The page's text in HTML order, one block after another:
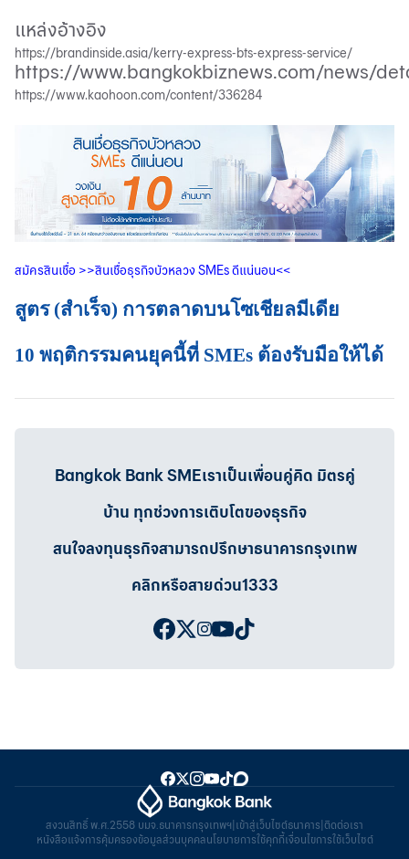
แหล่งอ้างอิง
https://brandinside.asia/kerry-express-bts-express-service/
https://www.bangkokbiznews.com/news/
https://www.kaohoon.com/content/336284
สมัครสินเชื่อ >>สินเชื่อธุรกิจบัวหลวงSMEsดีแน่นอน<<
สูตร (สำเร็จ) การตลาดบนโซเชียลมีเดีย
10 พฤติกรรมคนยุคนี้ที่ SMEs ต้องรับมือให้ได้
Bangkok Bank SMEเราเป็นเพื่อนคู่คิด มิตรคู่
บ้าน ทุกช่วงการเติบโตของธุรกิจ
สนใจลงทุนธุรกิจสามารถปรึกษาธนาคารกรุงเทพ
คลิกหรือสายด่วน1333
สงวนสิทธิ์ พ.ศ.2558 บมจ.ธนาคารกรุงเทพฯ เข้าสู่เว็บไซต์ธนาคาร ติดต่อเรา
หนังสือแจ้งการคุ้มครองข้อมูลส่วนบุคคลนโยบายการใช้คุกกี้เงื่อนไขการใช้เว็บไซต์